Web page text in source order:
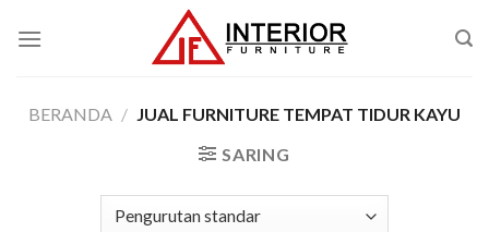
BERANDA / JUAL FURNITURE TEMPAT TIDUR KAYU
SARING